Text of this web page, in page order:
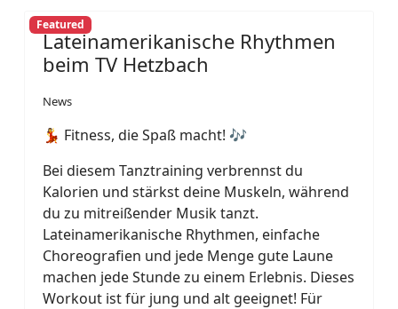
Featured
Lateinamerikanische Rhythmen
beim TV Hetzbach
News
💃 Fitness, die Spaß macht! 🎶
Bei diesem Tanztraining verbrennst du
Kalorien und stärkst deine Muskeln, während
du zu mitreißender Musik tanzt.
Lateinamerikanische Rhythmen, einfache
Choreografien und jede Menge gute Laune
machen jede Stunde zu einem Erlebnis. Dieses
Workout ist für jung und alt geeignet! Für